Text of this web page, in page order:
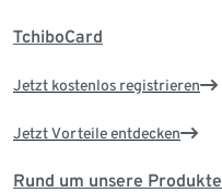
TchiboCard
Jetzt kostenlos registrieren
Jetzt Vorteile entdecken
Rund um unsere Produkte